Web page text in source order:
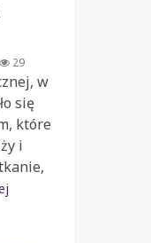
29
w
się
które
i